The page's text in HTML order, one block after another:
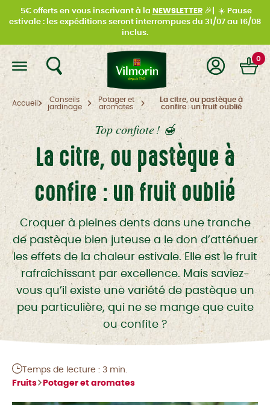
5€ offerts en vous inscrivant à la NEWSLETTER🎉| ☀️ Pause
estivale : les expéditions seront interrompues du 31/07 au 16/08
inclus.
0
Accueil
Conseils
jardinage
Potager et
aromates
La citre, ou pastèque à
confire : un fruit oublié
Top confiote ! 🍯
La citre, ou pastèque à
confire : un fruit oublié
Croquer à pleines dents dans une tranche
de pastèque bien juteuse a le don d’atténuer
les effets de la chaleur estivale. Elle est le fruit
rafraîchissant par excellence. Mais saviez-
vous qu’il existe une variété de pastèque un
peu particulière, qui ne se mange que cuite
ou confite ?
Temps de lecture : 3 min.
Fruits
Potager et aromates